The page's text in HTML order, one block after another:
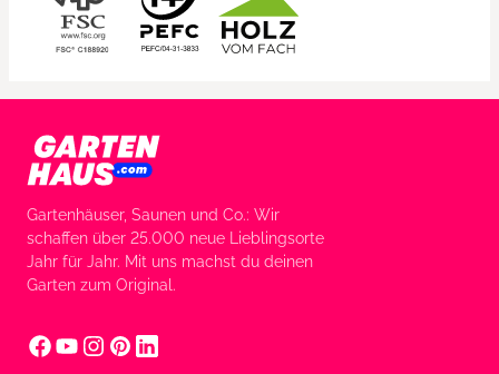
Gartenhäuser, Saunen und Co.: Wir
schaffen über 25.000 neue Lieblingsorte
Jahr für Jahr. Mit uns machst du deinen
Garten zum Original.